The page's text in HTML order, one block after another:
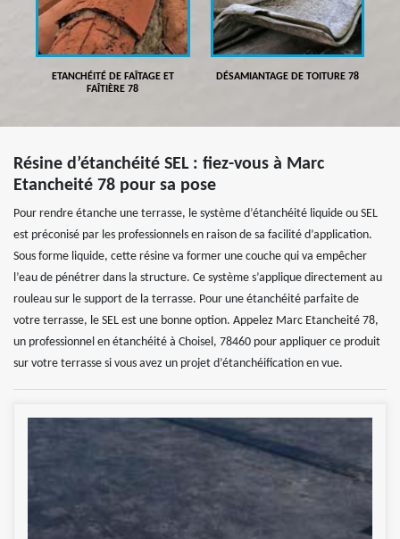
ETANCHÉITÉ DE FAÎTAGE ET
FAÎTIÈRE 78
DÉSAMIANTAGE DE TOITURE 78
Résine d’étanchéité SEL : fiez-vous à Marc
Etancheité 78 pour sa pose
Pour rendre étanche une terrasse, le système d’étanchéité liquide ou SEL
est préconisé par les professionnels en raison de sa facilité d’application.
Sous forme liquide, cette résine va former une couche qui va empêcher
l’eau de pénétrer dans la structure. Ce système s’applique directement au
rouleau sur le support de la terrasse. Pour une étanchéité parfaite de
votre terrasse, le SEL est une bonne option. Appelez Marc Etancheité 78,
un professionnel en étanchéité à Choisel, 78460 pour appliquer ce produit
sur votre terrasse si vous avez un projet d’étanchéification en vue.